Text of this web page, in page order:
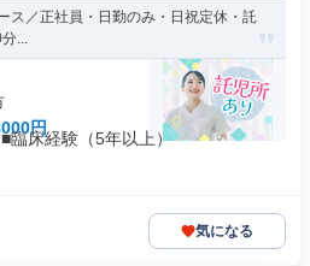
ス／正社員・日勤のみ・日祝定休・託
...
円
臨床経験（5年以上）
気になる